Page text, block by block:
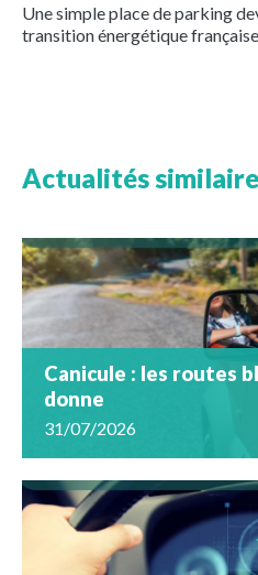
Une simple place de parking
transition énergétique française.
Actualités
Canicule : les routes
donne
31/07/2026